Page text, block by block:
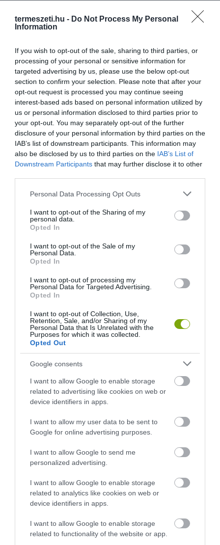
termeszeti.hu - Do Not Process My Personal
Information
If you wish to opt-out of the sale, sharing to third parties, or
processing of your personal or sensitive information for
targeted advertising by us, please use the below opt-out
section to confirm your selection. Please note that after your
opt-out request is processed you may continue seeing
interest-based ads based on personal information utilized by
us or personal information disclosed to third parties prior to
your opt-out. You may separately opt-out of the further
disclosure of your personal information by third parties on the
IAB’s list of downstream participants. This information may
also be disclosed by us to third parties on the IAB’s List of
Downstream Participants that may further disclose it to other
Please note that this website/app uses one or more Google
not limited to your visit or usage behaviour. You may click to
grant or deny consent to Google and its third-party tags to
use your data for below specified purposes in below Google
consent section.
Personal Data Processing Opt Outs
I want to opt-out of the Sharing of my
personal data.
Opted In
I want to opt-out of the Sale of my
Personal Data.
Opted In
I want to opt-out of processing my
Personal Data for Targeted Advertising.
Opted In
I want to opt-out of Collection, Use,
Retention, Sale, and/or Sharing of my
Personal Data that Is Unrelated with the
Purposes for which it was collected.
Opted Out
Google consents
I want to allow Google to enable storage
related to advertising like cookies on web or
device identifiers in apps.
I want to allow my user data to be sent to
Google for online advertising purposes.
I want to allow Google to send me
personalized advertising.
I want to allow Google to enable storage
related to analytics like cookies on web or
device identifiers in apps.
I want to allow Google to enable storage
related to functionality of the website or app.
EGYEDÜLÁLLÓ TÚLÉLÉSI STRATÉGIÁT VÁLASZT A FEHÉR
TŰLEVELŰ, ALBÍNÓ MAMUTFENYŐ
KÖVETKEZŐ CIKK
A VILÁG LEGNAGYOBB, 26 EMELETES SERTÉSHOTELE
KÍNÁBAN NYITJA MEG KAPUIT